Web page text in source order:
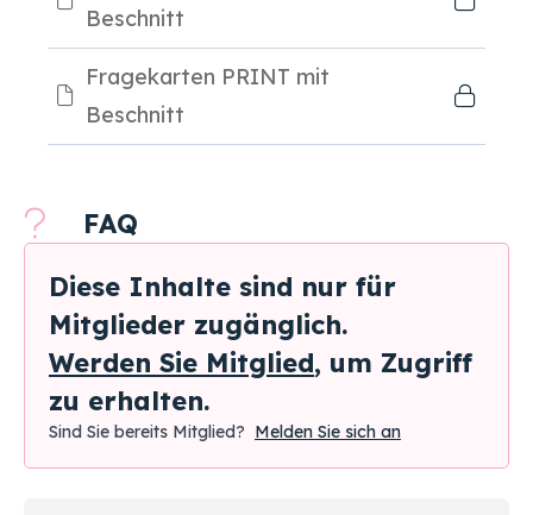
Beschnitt
Fragekarten PRINT mit
Beschnitt
FAQ
Diese Inhalte sind nur für
Mitglieder zugänglich.
Werden Sie Mitglied, um Zugriff
zu erhalten.
Sind Sie bereits Mitglied? Melden Sie sich an